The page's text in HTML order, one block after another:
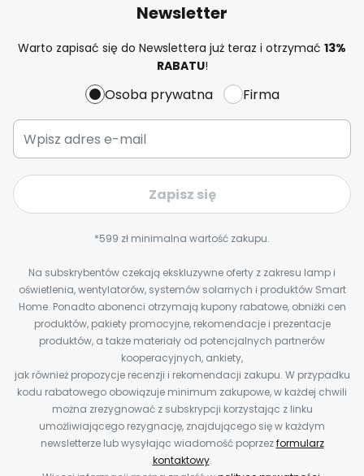
Newsletter
Warto zapisać się do Newslettera już teraz i otrzymać 13%
RABATU!
Osoba prywatna Firma
Zapisz się
*599 zł minimalna wartość zakupu.
Na subskrybentów czekają ekskluzywne oferty z zakresu lamp i
oświetlenia, wentylatorów, systemów solarnych i produktów Smart
Home. Ponadto abonenci otrzymają kupony rabatowe, obniżki cen
produktów, pakiety promocyjne, rekomendacje i prezentacje
produktów, a także materiały od potencjalnych partnerów
kooperacyjnych, ankiety,
jak również propozycje recenzji i rekomendacji zakupu. W przypadku
kodu rabatowego obowiązuje minimum zakupowe, w każdej chwili
można zrezygnować z subskrypcji korzystając z linku
umożliwiającego rezygnację, znajdującego się w każdym
newsletterze lub wysyłając wiadomość poprzezformularz
kontaktowy.